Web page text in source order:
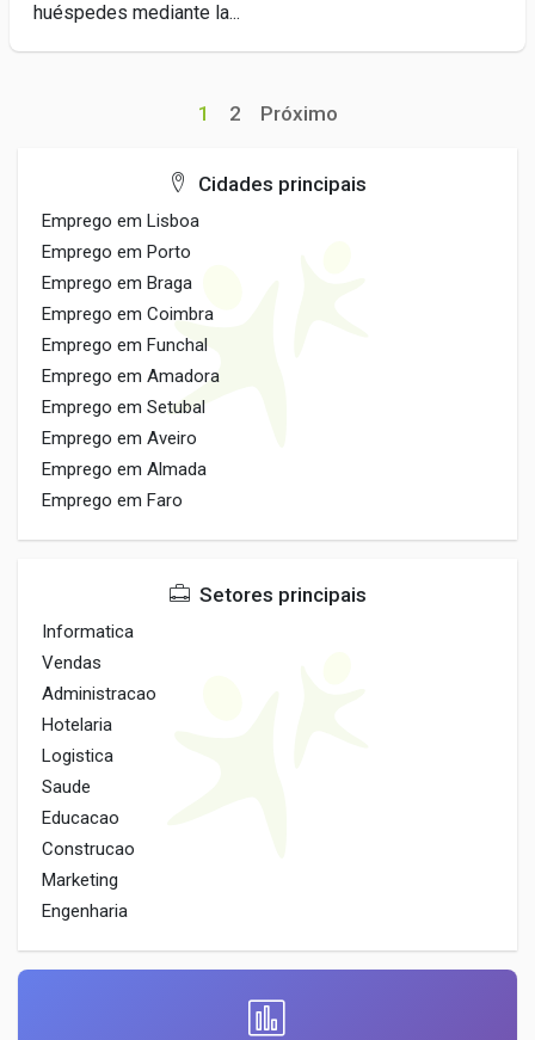
huéspedes mediante la...
1 2 Próximo
Cidades principais
Emprego em Lisboa
Emprego em Porto
Emprego em Braga
Emprego em Coimbra
Emprego em Funchal
Emprego em Amadora
Emprego em Setubal
Emprego em Aveiro
Emprego em Almada
Emprego em Faro
Setores principais
Informatica
Vendas
Administracao
Hotelaria
Logistica
Saude
Educacao
Construcao
Marketing
Engenharia